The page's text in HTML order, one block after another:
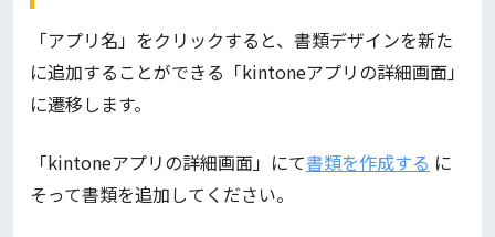
「アプリ名」をクリックすると、書類デザインを新た
に追加することができる「kintoneアプリの詳細画面」
に遷移します。
「kintoneアプリの詳細画面」にて書類を作成する に
そって書類を追加してください。